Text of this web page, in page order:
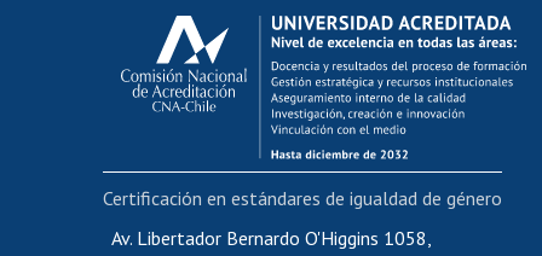
Calificación académica
Postulación al AUCAI
Funcionarias/os
Cursos internos de capacitación
Bienestar del personal
Portal de movilidad interna
Certificado de renta
Av. Libertador Bernardo O'Higgins 1058,
Certificación en estándares de igualdad de género